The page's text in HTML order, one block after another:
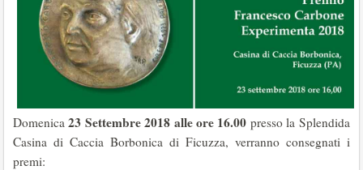
Domenica23 Settembre 2018 alle ore 16.00 presso la Splendida
Casina di Caccia Borbonica di Ficuzza, verranno consegnati i
premi: